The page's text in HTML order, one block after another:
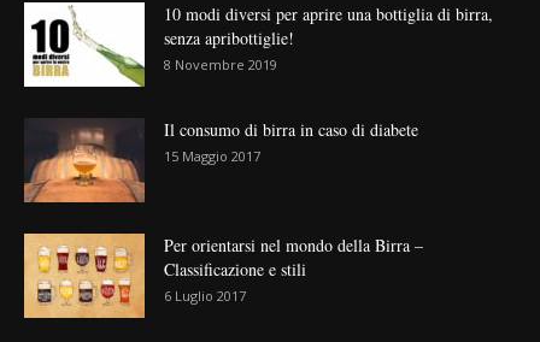
10 modi diversi per aprire una bottiglia di birra,
senza apribottiglie!
8 Novembre 2019
Il consumo di birra in caso di diabete
15 Maggio 2017
Per orientarsi nel mondo della Birra –
Classificazione e stili
6 Luglio 2017